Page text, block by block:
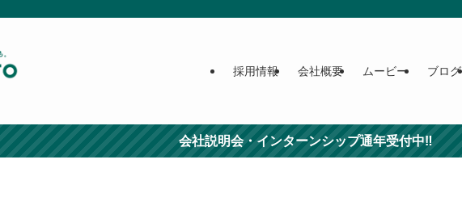
採用情報 会社概要 ムービー ブログ
会社説明会・インターンシップ通年受付中‼